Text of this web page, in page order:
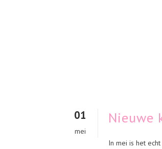
01
mei
Nieuwe
In mei is het